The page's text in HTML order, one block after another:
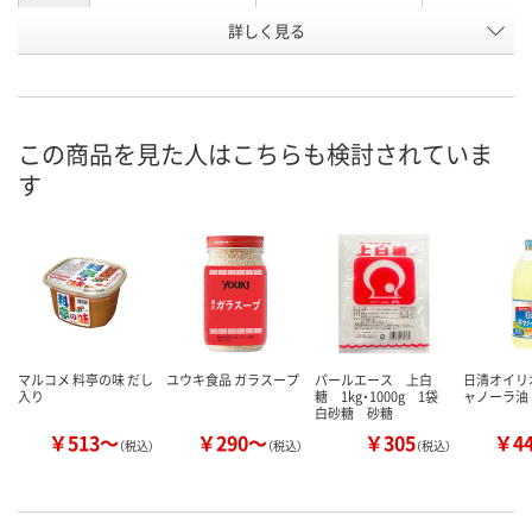
8g×14本）
112g（スティック
8g×14本）
192g（小袋
袋）
お申込番
在庫 あり 4点 3点
数量
カゴへ カゴへ カ
詳しく見る
この商品を見た人はこちらも検討されていま
す
マルコメ 料亭の味 だし
入り
￥513～（税込）
ユウキ食品 ガラスープ
￥290～（税込）
パールエース 上白
糖 1kg・1000g 1袋
白砂糖 砂糖
￥305（税込）
日清オイ
ャノーラ油
￥